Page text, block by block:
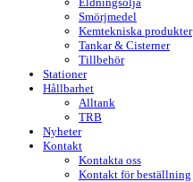
Smörjmedel
Kemtekniska produkter
Tankar & Cisterner
Tillbehör
Stationer
Hållbarhet
Alltank
TRB
Nyheter
Kontakt
Kontakta oss
Kontakt för beställning